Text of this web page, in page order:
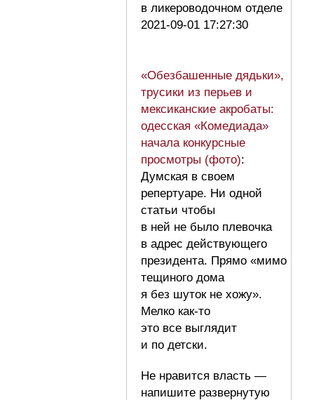
в ликероводочном отделе
2021-09-01 17:27:30
«Обезбашенные дядьки»,
трусики из перьев и
мексиканские акробаты:
одесская «Комедиада»
начала конкурсные
просмотры (фото):
Думская в своем
репертуаре. Ни одной
статьи чтобы
в ней не было плевочка
в адрес действующего
президента. Прямо «мимо
тещиного дома
я без шуток не хожу».
Мелко как-то
это все выглядит
и по детски.
Не нравится власть —
напишите развернутую